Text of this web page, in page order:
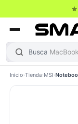
Busca MacBook
Inicio›Tienda›MSI›